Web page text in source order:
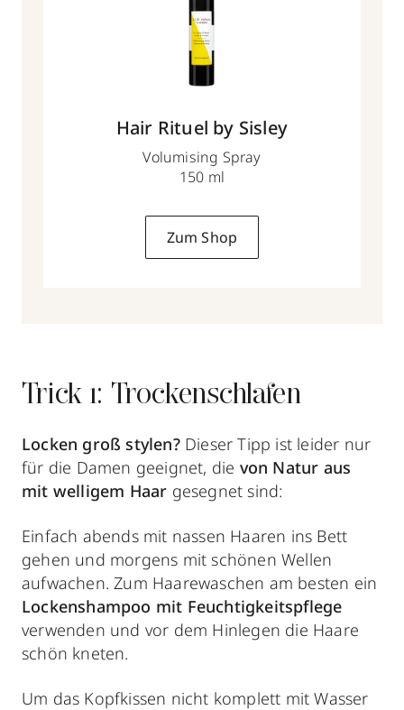
Hair Rituel by Sisley
Volumising Spray
150 ml
Zum Shop
Trick 1: Trockenschlafen
Locken groß stylen?Dieser Tipp ist leider nur
für die Damen geeignet, die von Natur aus
mit welligem Haar gesegnet sind:
Einfach abends mit nassen Haaren ins Bett
gehen und morgens mit schönen Wellen
aufwachen. Zum Haarewaschen am besten ein
Lockenshampoo mit Feuchtigkeitspflege
verwenden und vor dem Hinlegen die Haare
schön kneten.
Um das Kopfkissen nicht komplett mit Wasser